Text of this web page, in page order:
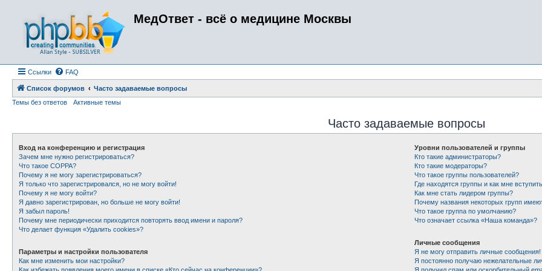
МедОтвет - всё о медицине Москвы
Ссылки FAQ
Список форумов
Часто задаваемые вопросы
Темы без ответов
Активные темы
Часто задаваемые вопросы
Вход на конференцию и регистрация
Зачем мне нужно регистрироваться?
Что такое COPPA?
Почему я не могу зарегистрироваться?
Я только что зарегистрировался, но не могу войти!
Почему я не могу войти?
Я давно зарегистрирован, но больше не могу войти!
Я забыл пароль!
Почему мне периодически приходится повторять ввод имени и пароля?
Что делает функция «Удалить cookies»?
Параметры и настройки пользователя
Как мне изменить мои настройки?
Уровни пользователей и группы
Кто такие администраторы?
Кто такие модераторы?
Что такое группы пользователей?
Где находятся группы и как мне
Как мне стать лидером группы?
Почему названия некоторых групп
Что такое группа по умолчанию?
Что означает ссылка «Наша команда»?
Личные сообщения
Я не могу отправить личные сообщения!
Я постоянно получаю нежелательные